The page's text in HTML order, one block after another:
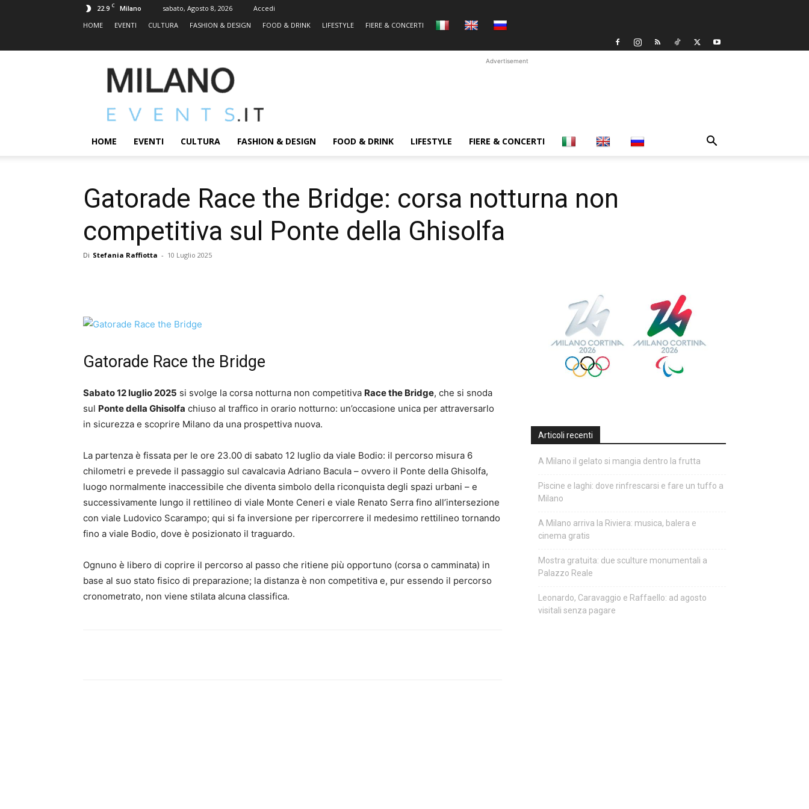
22.9 C Milano sabato, Agosto 8, 2026
Accedi
HOME
EVENTI CULTURA FASHION & DESIGN FOOD & DRINK LIFESTYLE FIERE & CONCERTI
MILANOEVENTS.IT
|
2.0
ed
Eventi
Advertisement
HOME EVENTI CULTURA FASHION & DESIGN FOOD & DRINK LIFESTYLE FIERE & CONCERTI
Gatorade Race the Bridge: corsa notturna non
competitiva sul Ponte della Ghisolfa
Di Stefania Raffiotta - 10 Luglio 2025
Gatorade Race the Bridge
Sabato 12 luglio 2025 si svolge la corsa notturna non competitiva Race the Bridge, che si snoda
sul Ponte della Ghisolfa chiuso al traffico in orario notturno: un’occasione unica per attraversarlo
in sicurezza e scoprire Milano da una prospettiva nuova.
La partenza è fissata per le ore 23.00 di sabato 12 luglio da viale Bodio: il percorso misura 6
chilometri e prevede il passaggio sul cavalcavia Adriano Bacula – ovvero il Ponte della Ghisolfa,
luogo normalmente inaccessibile che diventa simbolo della riconquista degli spazi urbani – e
successivamente lungo il rettilineo di viale Monte Ceneri e viale Renato Serra fino all’intersezione
con viale Ludovico Scarampo; qui si fa inversione per ripercorrere il medesimo rettilineo tornando
fino a viale Bodio, dove è posizionato il traguardo.
Ognuno è libero di coprire il percorso al passo che ritiene più opportuno (corsa o camminata) in
base al suo stato fisico di preparazione; la distanza è non competitiva e, pur essendo il percorso
cronometrato, non viene stilata alcuna classifica.
Articoli recenti
A Milano il gelato si mangia dentro la frutta
Piscine e laghi: dove rinfrescarsi e fare un tuffo a
Milano
A Milano arriva la Riviera: musica, balera e
cinema gratis
Mostra gratuita: due sculture monumentali a
Palazzo Reale
Leonardo, Caravaggio e Raffaello: ad agosto
visitali senza pagare